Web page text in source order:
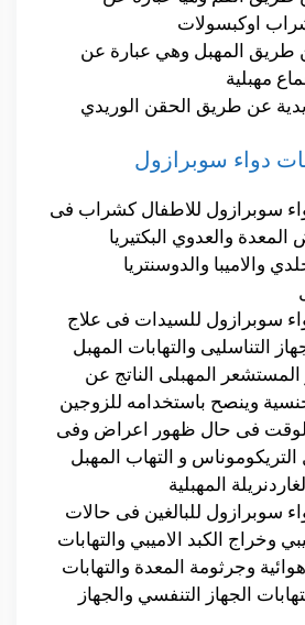
اوكبسولات
المهبل وهي عبارة عن
مهبلية
عن طريق الحقن الوريدي
دواء سوبرازول
سوبرازول للاطفال كشراب فى
والعدوي البكتيريا
والاميبا والدوسنتريا
سوبرازول للسيدات فى علاج
التناسليى والتهابات المهبل
المستشعر المهبلى الناتج عن
وينصح باستخدامه للزوجين
فى حال ظهور اعراض وفى
و التهاب المهبل
المهبلية
سوبرازول للبالغين فى حالات
وخراج الكبد الاميبي والتهابات
وجرثومة المعدة والتهابات
الجهاز التنفسي والجهاز